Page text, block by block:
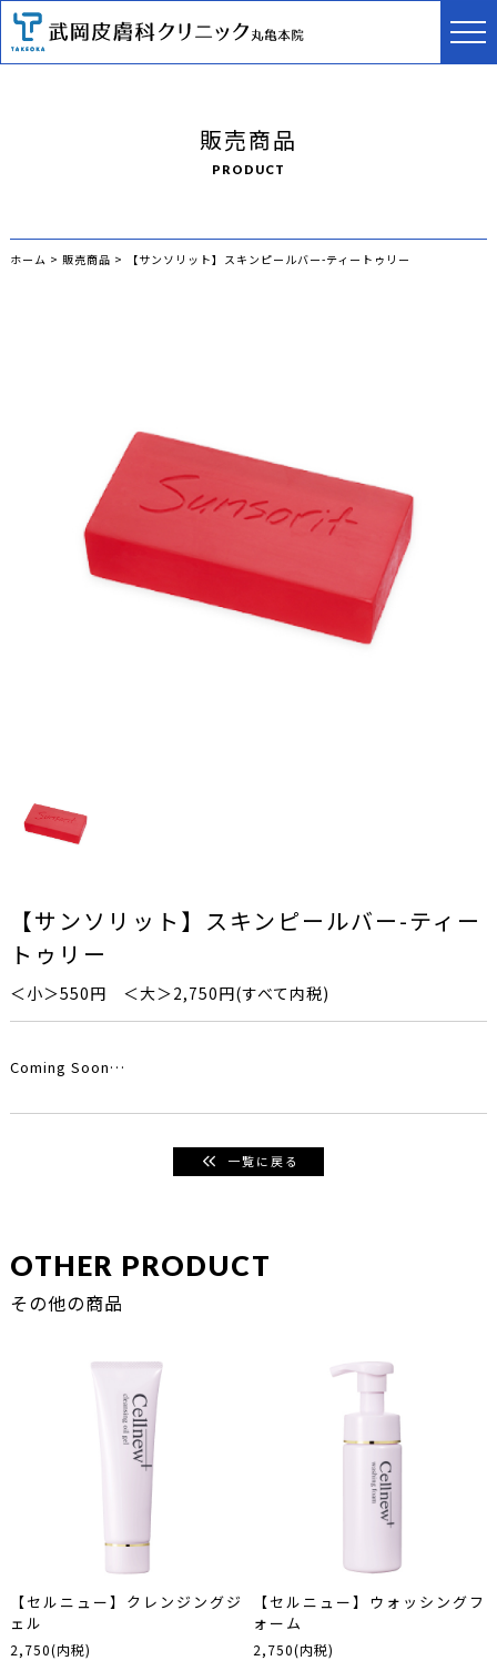
販売商品
PRODUCT
ホーム > 販売商品 > 【サンソリット】スキンピールバー-ティートゥリー
【サンソリット】スキンピールバー-ティー
トゥリー
＜小＞550円 ＜大＞2,750円(すべて内税)
Coming Soon…
一覧に戻る
OTHER PRODUCT
その他の商品
【セルニュー】クレンジングジ
ェル
2,750(内税)
【セルニュー】ウォッシングフ
ォーム
2,750(内税)